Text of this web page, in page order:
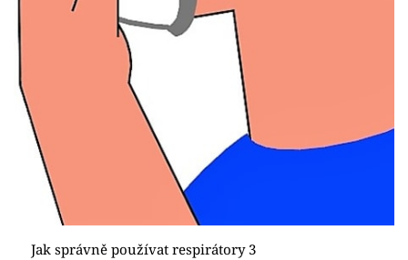
Jak správně používat respirátory 3